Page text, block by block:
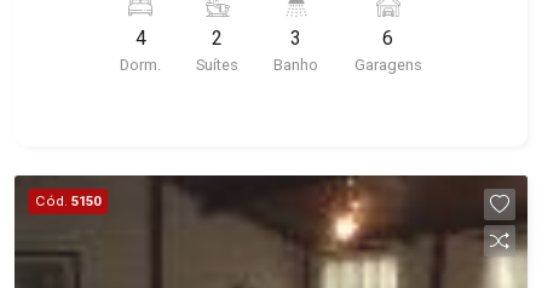
Avenida 13 de Maio. Martinelli Imobiliária,
referência no mercado imobiliário desde 2000.
Especialistas em Venda, Locação e
4
Dorm.
2
Suítes
3
Banho
6
Garagens
Cód. 5150